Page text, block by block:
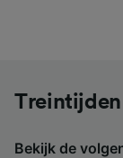
Treintijden
Bekijk de